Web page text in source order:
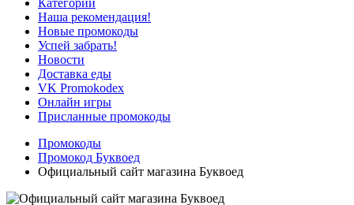
Категории
Наша рекомендация!
Новые промокоды
Успей забрать!
Новости
Доставка еды
VK Promokodex
Онлайн игры
Присланные промокоды
Промокоды
Промокод Буквоед
Официальный сайт магазина Буквоед